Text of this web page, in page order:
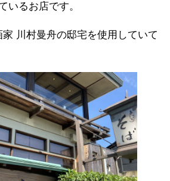
いるお店です。
川村曼舟の邸宅を使用していて